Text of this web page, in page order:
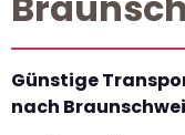
Günstige
nach